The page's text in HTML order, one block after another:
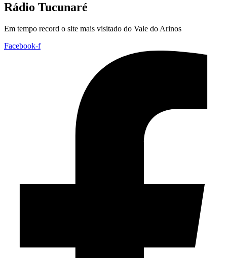
Rádio Tucunaré
Em tempo record o site mais visitado do Vale do Arinos
Facebook-f